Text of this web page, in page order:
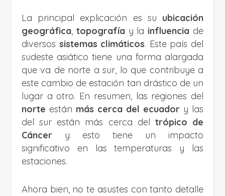
La principal explicación es su ubicación
geográfica, topografíay la influencia de
diversos sistemas climáticos. Este país del
sudeste asiático tiene una forma alargada
que va de norte a sur, lo que contribuye a
este cambio de estación tan drástico de un
lugar a otro. En resumen, las regiones del
norte están más cerca del ecuador y las
del sur están más cerca del trópico de
Cáncer y esto tiene un impacto
significativo en las temperaturas y las
estaciones.
Ahora bien, no te asustes con tanto detalle